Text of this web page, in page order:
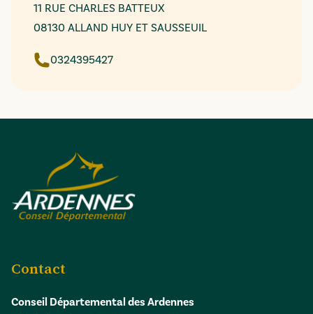
11 RUE CHARLES BATTEUX
08130 ALLAND HUY ET SAUSSEUIL
0324395427
Contact
Conseil Départemental des Ardennes